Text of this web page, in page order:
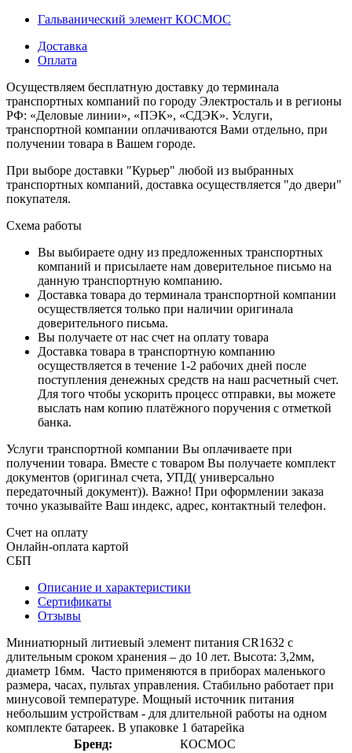
Гальванический элемент КОСМОС
Доставка
Оплата
Осуществляем бесплатную доставку до терминала
транспортных компаний по городу Электросталь и в регионы
РФ: «Деловые линии», «ПЭК», «СДЭК». Услуги,
транспортной компании оплачиваются Вами отдельно, при
получении товара в Вашем городе.
При выборе доставки "Курьер" любой из выбранных
транспортных компаний, доставка осуществляется "до двери"
покупателя.
Схема работы
Вы выбираете одну из предложенных транспортных
компаний и присылаете нам доверительное письмо на
данную транспортную компанию.
Доставка товара до терминала транспортной компании
осуществляется только при наличии оригинала
доверительного письма.
Вы получаете от нас счет на оплату товара
Доставка товара в транспортную компанию
осуществляется в течение 1-2 рабочих дней после
поступления денежных средств на наш расчетный счет.
Для того чтобы ускорить процесс отправки, вы можете
выслать нам копию платёжного поручения с отметкой
банка.
Услуги транспортной компании Вы оплачиваете при
получении товара. Вместе с товаром Вы получаете комплект
документов (оригинал счета, УПД( универсально
передаточный документ)). Важно! При оформлении заказа
точно указывайте Ваш индекс, адрес, контактный телефон.
Счет на оплату
Онлайн-оплата картой
СБП
Описание и характеристики
Сертификаты
Отзывы
Миниатюрный литиевый элемент питания СR1632 с
длительным сроком хранения – до 10 лет. Высота: 3,2мм,
диаметр 16мм. Часто применяются в приборах маленького
размера, часах, пультах управления. Стабильно работает при
минусовой температуре. Мощный источник питания
небольшим устройствам - для длительной работы на одном
комплекте батареек. В упаковке 1 батарейка
Бренд:
КОСМОС